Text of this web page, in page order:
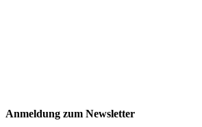
Anmeldung zum Newsletter